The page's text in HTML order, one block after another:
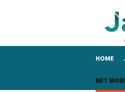
HOME
NET